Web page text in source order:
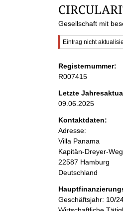
S
e
i
t
e
n
i
n
Gesellschaft mit
W
i
h
t
g
e
H
i
n
w
e
s
:
Eintrag nicht
Registernummer:
R007415
Letzte
09.06.2025
Kontaktdaten:
Adresse:
Villa Panama
Kapitän-Dreyer-Weg
22587 Hamburg
Deutschland
Geschäftsjahr: 10/